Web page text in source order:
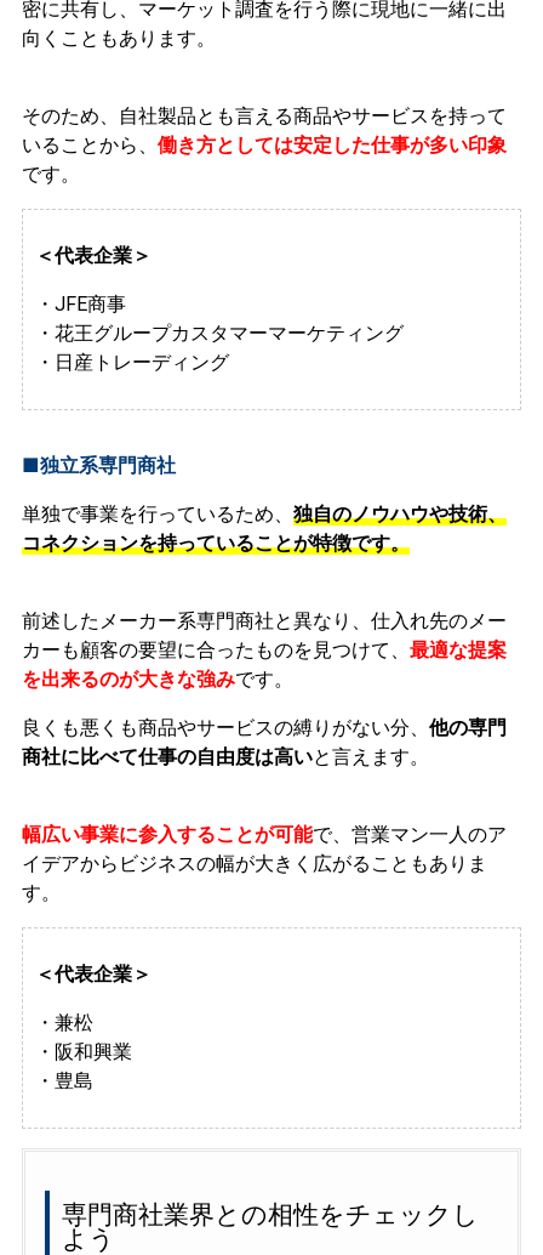
密に共有し、マーケット調査を行う際に現地に一緒に出
向くこともあります。
そのため、自社製品とも言える商品やサービスを持って
いることから、 働き方としては安定した仕事が多い印象
です。
＜代表企業＞
・JFE商事
・花王グループカスタマーマーケティング
・日産トレーディング
■独立系専門商社
単独で事業を行っているため、 独自のノウハウや技術、
コネクションを持っていることが特徴です。
前述したメーカー系専門商社と異なり、仕入れ先のメー
カーも顧客の要望に合ったものを見つけて、 最適な提案
を出来るのが大きな強みです。
良くも悪くも商品やサービスの縛りがない分、 他の専門
商社に比べて仕事の自由度は高いと言えます。
幅広い事業に参入することが可能で、営業マン一人のア
イデアからビジネスの幅が大きく広がることもありま
す。
＜代表企業＞
・兼松
・阪和興業
・豊島
専門商社業界との相性をチェックし
よう